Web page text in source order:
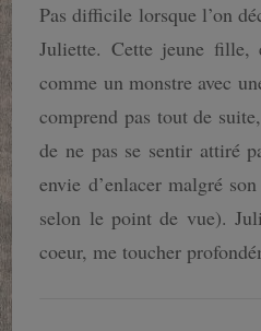
Pas difficile lorsque l’on
Juliette. Cette jeune fille,
comme un monstre avec
comprend pas tout de
de ne pas se sentir attiré
envie d’enlacer malgré
selon le point de vue).
coeur, me toucher